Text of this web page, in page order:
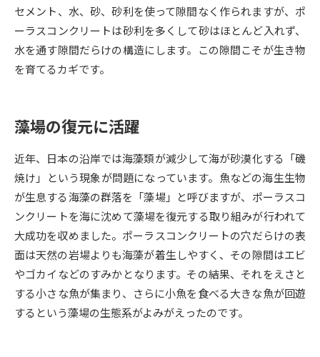
大学で学べる内容や特徴を調べる
新増設大学・学部・学科特集
国際・グローバルに強い大学特
デジタルパンフレット
新学年スタート号特集ページ
（高3生用）
新学年スタート号特集ページ
（高2生用）
SELFBRAND特集ページ
オープンキャンパスなどを調べる
オープンキャンパス検索 実施プログラムから探す
セメント、水、砂、砂利を使って隙間なく作られますが、ポ
ーラスコンクリートは砂利を多くして砂はほとんど入れず、
水を通す隙間だらけの構造にします。この隙間こそが生き物
を育てるカギです。
藻場の復元に活躍
近年、日本の沿岸では海藻類が減少して海が砂漠化する「磯
焼け」という現象が問題になっています。魚などの海生生物
が生息する海藻の群落を「藻場」と呼びますが、ポーラスコ
ンクリートを海に沈めて藻場を復元する取り組みが行われて
大成功を収めました。ポーラスコンクリートの穴だらけの表
面は天然の岩場よりも海藻が着生しやすく、その隙間はエビ
やゴカイなどのすみかとなります。その結果、それをえさと
する小さな魚が集まり、さらに小魚を食べる大きな魚が回遊
するという藻場の生態系がよみがえったのです。